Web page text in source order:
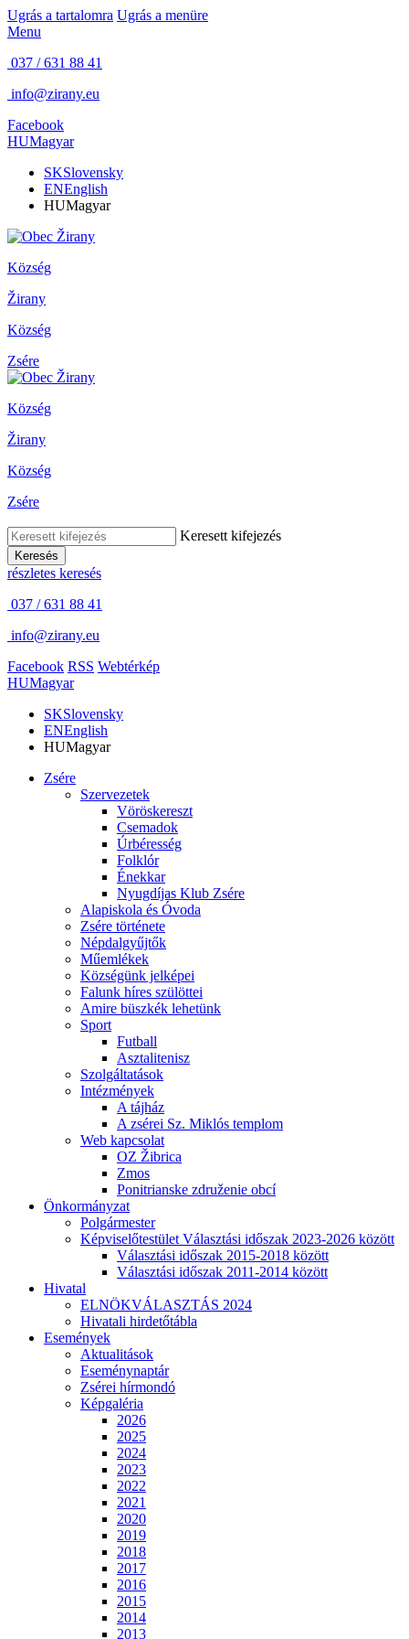
Ugrás a tartalomra Ugrás a menüre
Menu
037 / 631 88 41
info@zirany.eu
Facebook
HUMagyar
SKSlovensky
ENEnglish
HUMagyar
Község
Žirany
Község
Zsére
Község
Žirany
Község
Zsére
Keresett kifejezés
Keresés
részletes keresés
037 / 631 88 41
info@zirany.eu
Facebook RSS Webtérkép
HUMagyar
SKSlovensky
ENEnglish
HUMagyar
Zsére
Szervezetek
Vöröskereszt
Csemadok
Úrbéresség
Folklór
Énekkar
Nyugdíjas Klub Zsére
Alapiskola és Óvoda
Zsére története
Népdalgyűjtők
Műemlékek
Községünk jelképei
Falunk híres szülöttei
Amire büszkék lehetünk
Sport
Futball
Asztalitenisz
Szolgáltatások
Intézmények
A tájház
A zsérei Sz. Miklós templom
Web kapcsolat
OZ Žibrica
Zmos
Ponitrianske združenie obcí
Önkormányzat
Polgármester
Képviselőtestület Választási időszak 2023-2026 között
Választási időszak 2015-2018 között
Választási időszak 2011-2014 között
Hivatal
ELNÖKVÁLASZTÁS 2024
Hivatali hirdetőtábla
Események
Aktualitások
Eseménynaptár
Zsérei hírmondó
Képgaléria
2026
2025
2024
2023
2022
2021
2020
2019
2018
2017
2016
2015
2014
2013